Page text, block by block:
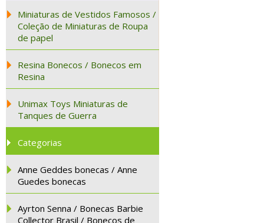
Miniaturas de Vestidos Famosos /
Coleção de Miniaturas de Roupa
de papel
Resina Bonecos / Bonecos em
Resina
Unimax Toys Miniaturas de
Tanques de Guerra
Categorias
Anne Geddes bonecas / Anne
Guedes bonecas
Ayrton Senna / Bonecas Barbie
Collector Brasil / Bonecos de